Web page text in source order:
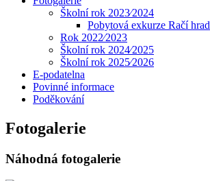
Školní rok 2023⁄2024
Pobytová exkurze Račí hrad
Rok 2022⁄2023
Školní rok 2024⁄2025
Školní rok 2025⁄2026
E-podatelna
Povinné informace
Poděkování
Fotogalerie
Náhodná fotogalerie